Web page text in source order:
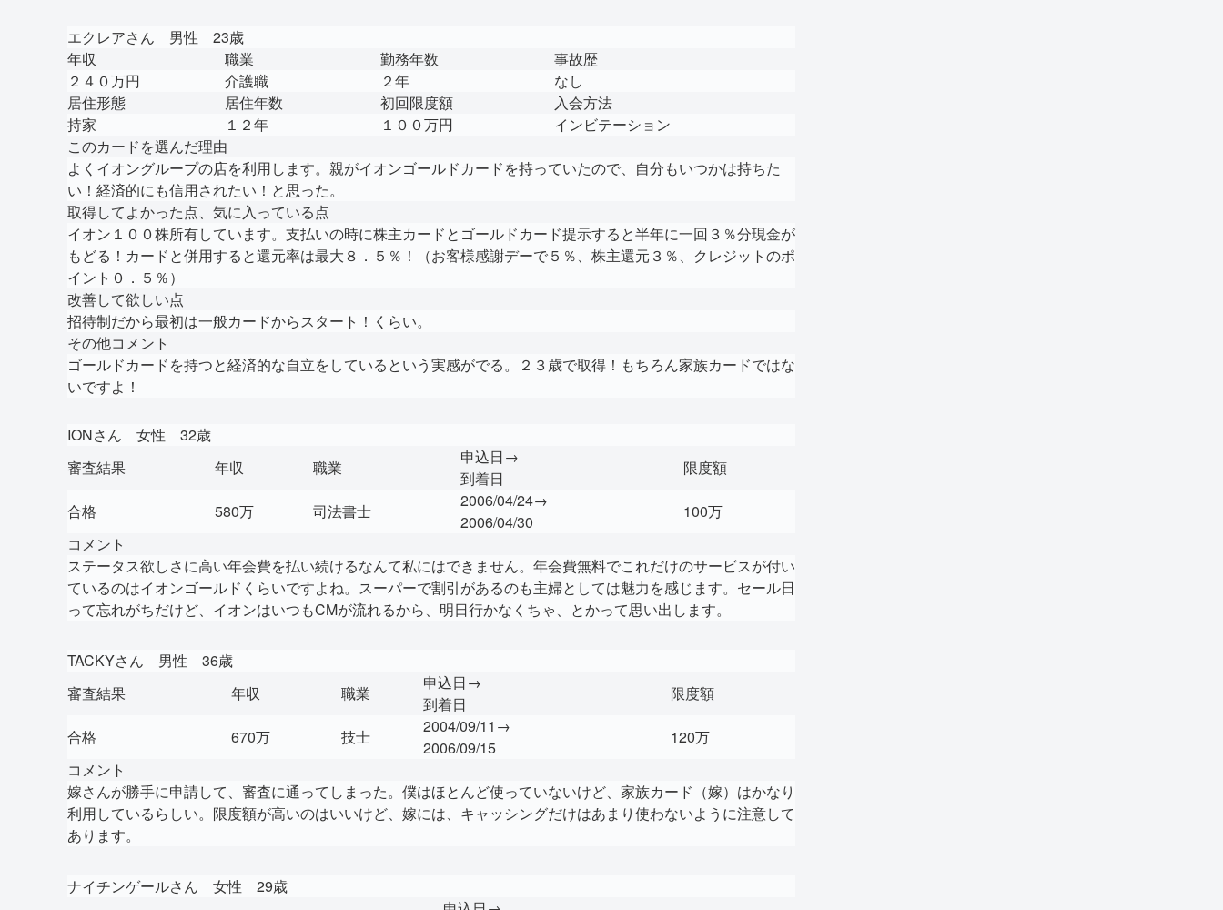
エクレアさん 男性 23歳
年収
職業 勤務年数
事故歴
２４０万円
介護職 ２年
なし
居住形態
居住年数 初回限度額
入会方法
持家
１２年 １００万円
インビテーション
このカードを選んだ理由
よくイオングループの店を利用します。親がイオンゴールドカードを持っていたので、自分もいつかは持ちた
い！経済的にも信用されたい！と思った。
取得してよかった点、気に入っている点
イオン１００株所有しています。支払いの時に株主カードとゴールドカード提示すると半年に一回３％分現金が
もどる！カードと併用すると還元率は最大８．５％！（お客様感謝デーで５％、株主還元３％、クレジットのポ
イント０．５％）
改善して欲しい点
招待制だから最初は一般カードからスタート！くらい。
その他コメント
ゴールドカードを持つと経済的な自立をしているという実感がでる。２３歳で取得！もちろん家族カードではな
いですよ！
IONさん 女性 32歳
審査結果
年収 職業
申込日→
到着日
限度額
合格 580万 司法書士
2006/04/24→
2006/04/30
100万
コメント
ステータス欲しさに高い年会費を払い続けるなんて私にはできません。年会費無料でこれだけのサービスが付い
ているのはイオンゴールドくらいですよね。スーパーで割引があるのも主婦としては魅力を感じます。セール日
って忘れがちだけど、イオンはいつもCMが流れるから、明日行かなくちゃ、とかって思い出します。
TACKYさん 男性 36歳
審査結果
年収 職業
申込日→
到着日
限度額
合格 670万 技士
2004/09/11→
2006/09/15
120万
コメント
嫁さんが勝手に申請して、審査に通ってしまった。僕はほとんど使っていないけど、家族カード（嫁）はかなり
利用しているらしい。限度額が高いのはいいけど、嫁には、キャッシングだけはあまり使わないように注意して
あります。
ナイチンゲールさん 女性 29歳